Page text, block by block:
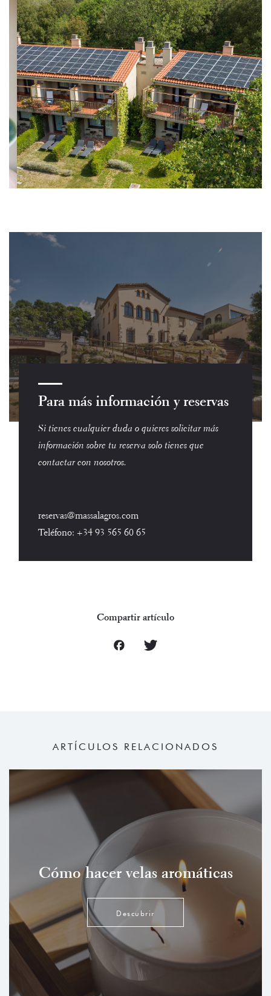
Para más información y reservas
Si tienes cualquier duda o quieres solicitar más
información sobre tu reserva solo tienes que
contactar con nosotros.
reservas@massalagros.com
Teléfono: +34 93 565 60 65
Compartir artículo
ARTÍCULOS RELACIONADOS
Cómo hacer velas aromáticas
Descubrir